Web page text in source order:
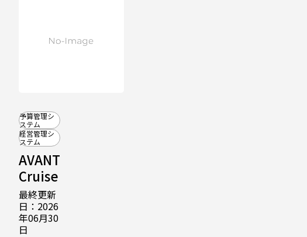
予算管理シ
ステム
経営管理シ
ステム
AVANT
Cruise
最終更新
日：2026
年06月30
日